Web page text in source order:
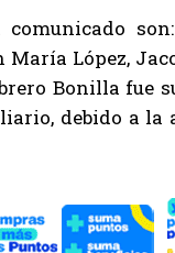
López,
Bonilla fue
debido a